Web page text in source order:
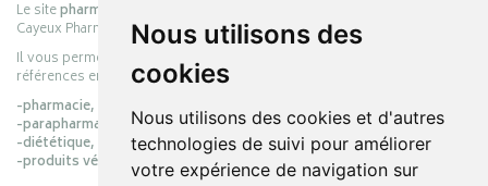
Nous utilisons des
cookies
Nous utilisons des cookies et d'autres
technologies de suivi pour améliorer
votre expérience de navigation sur
Le sitepharmacie-cayeux.fr
Cayeux Pharmabest Berck-sur-Mer – Rang-du-Fliers.
Il vous permet de réaliser vos achats en ligne parmi des milliers de
références en :
-pharmacie,
-parapharmacie,
-diététique,
-produits vétérinaires.